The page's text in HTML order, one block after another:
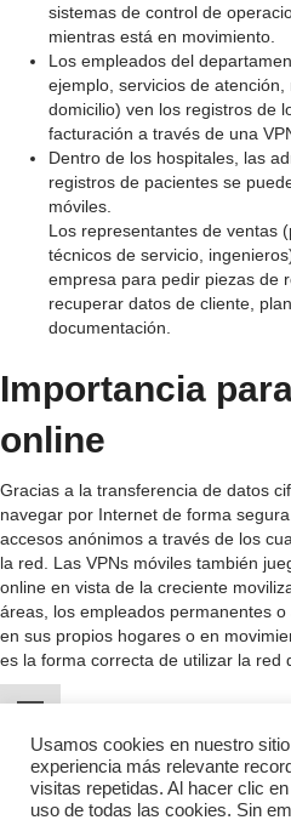
sistemas de control de
mientras está en movimiento.
Los empleados del
ejemplo, servicios de
domicilio) ven los registros de
facturación a través de una
Dentro de los hospitales, las
registros de pacientes se
móviles.
Los representantes de ventas
técnicos de servicio,
empresa para pedir piezas de
recuperar datos de cliente,
documentación.
Importancia
online
Gracias a la transferencia de datos
navegar por Internet de forma
accesos anónimos a través de los
la red. Las VPNs móviles también
online en vista de la creciente
áreas, los empleados permanentes
en sus propios hogares o en
es la forma correcta de utilizar la red
Usamos cookies en nuestro
experiencia más relevante
visitas repetidas. Al hacer clic
uso de todas las cookies. Sin